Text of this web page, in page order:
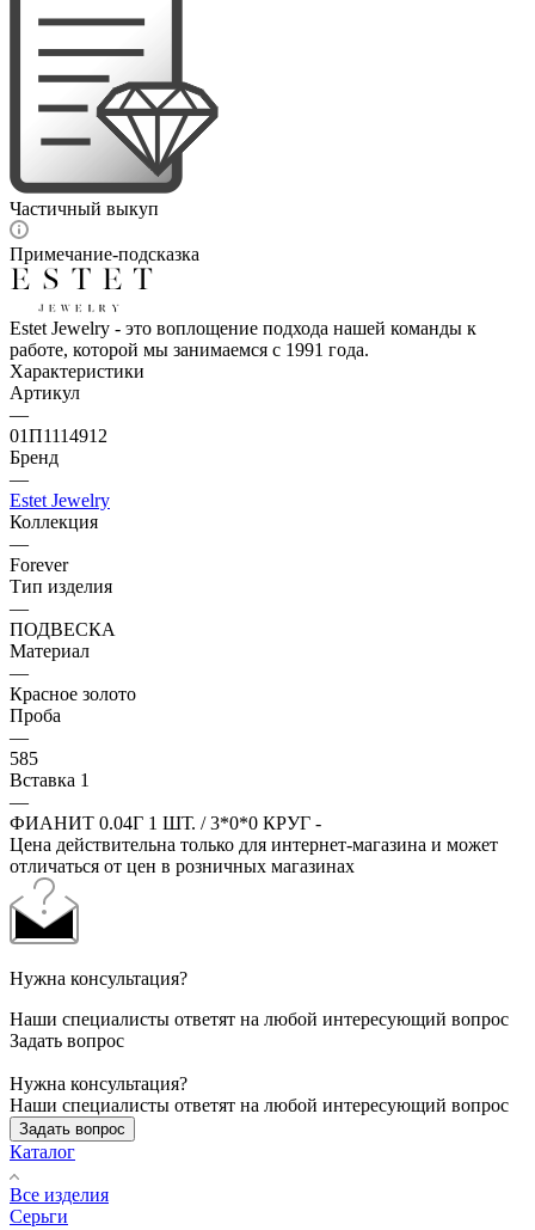
Частичный выкуп
Примечание-подсказка
Estet Jewelry - это воплощение подхода нашей команды к
работе, которой мы занимаемся с 1991 года.
Характеристики
Артикул
—
01П1114912
Бренд
—
Estet Jewelry
Коллекция
—
Forever
Тип изделия
—
ПОДВЕСКА
Материал
—
Красное золото
Проба
—
585
Вставка 1
—
ФИАНИТ 0.04Г 1 ШТ. / 3*0*0 КРУГ -
Цена действительна только для интернет-магазина и может
отличаться от цен в розничных магазинах
Нужна консультация?
Наши специалисты ответят на любой интересующий вопрос
Задать вопрос
Нужна консультация?
Наши специалисты ответят на любой интересующий вопрос
Задать вопрос
Каталог
Все изделия
Серьги